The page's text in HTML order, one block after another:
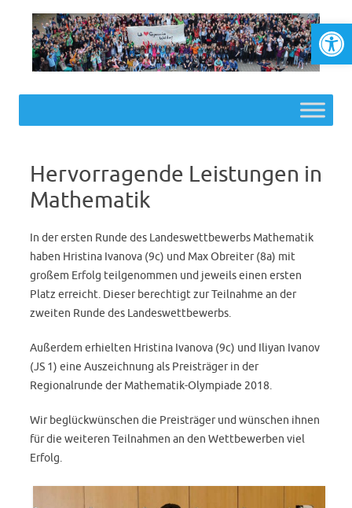
Hervorragende Leistungen in
Mathematik
In der ersten Runde des Landeswettbewerbs Mathematik
haben Hristina Ivanova (9c) und Max Obreiter (8a) mit
großem Erfolg teilgenommen und jeweils einen ersten
Platz erreicht. Dieser berechtigt zur Teilnahme an der
zweiten Runde des Landeswettbewerbs.
Außerdem erhielten Hristina Ivanova (9c) und Iliyan Ivanov
(JS 1) eine Auszeichnung als Preisträger in der
Regionalrunde der Mathematik-Olympiade 2018.
Wir beglückwünschen die Preisträger und wünschen ihnen
für die weiteren Teilnahmen an den Wettbewerben viel
Erfolg.